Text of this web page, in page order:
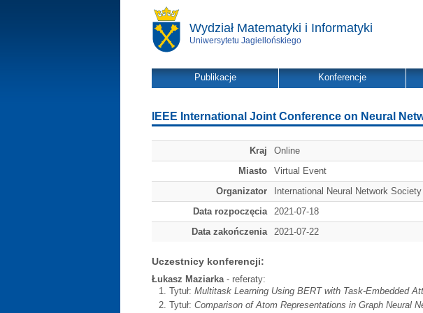
Wydział Matematyki i Informatyki
Uniwersytetu Jagiellońskiego
Publikacje Konferencje
IEEE International Joint Conference on Neural
Kraj
Online
Miasto
Virtual Event
Organizator
International Neural Network Society
Data rozpoczęcia
2021-07-18
Data zakończenia
2021-07-22
Uczestnicy konferencji:
Łukasz Maziarka- referaty:
Tytuł: Multitask Learning Using BERT with Task-Embedded
Tytuł: Comparison of Atom Representations in Graph Neural